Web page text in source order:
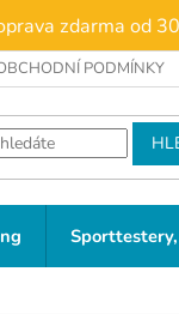
zdarma od
PODMÍNKY